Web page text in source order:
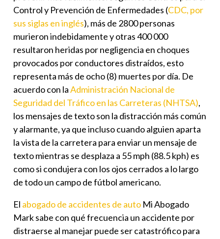
Control y Prevención de Enfermedades (CDC, por
sus siglas en inglés), más de 2800 personas
murieron indebidamente y otras 400 000
resultaron heridas por negligencia en choques
provocados por conductores distraídos, esto
representa más de ocho (8) muertes por día. De
acuerdo con laAdministración Nacional de
Seguridad del Tráfico en las Carreteras (NHTSA),
los mensajes de texto son la distracción más común
y alarmante, ya que incluso cuando alguien aparta
la vista de la carretera para enviar un mensaje de
texto mientras se desplaza a 55 mph (88.5 kph) es
como si condujera con los ojos cerrados a lo largo
de todo un campo de fútbol americano.
El abogado de accidentes de auto Mi Abogado
Marksabe con qué frecuencia un accidente por
distraerse al manejar puede ser catastrófico para